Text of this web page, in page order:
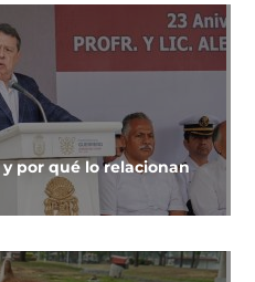
por qué lo relacionan